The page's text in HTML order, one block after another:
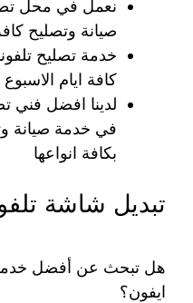
نعمل في محل
صيانة وتصليح
خدمة تصليح
كافة ايام الاسبوع
لدينا افضل فني
في خدمة صيانة
بكافة انواعها
تبديل شاشة
هل تبحث عن أفضل
ايفون؟